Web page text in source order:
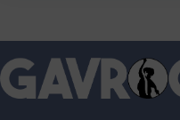
avoir
des
déconstructeurs
au